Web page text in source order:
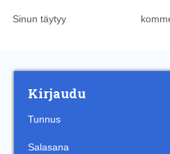
Sinun täytyy
Kirjaudu
Tunnus
Salasana